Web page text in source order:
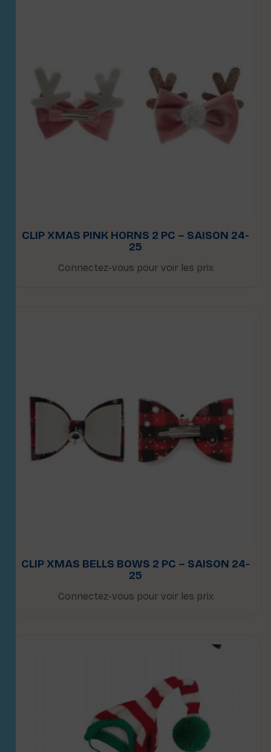
CLIP XMAS PINK HORNS 2 PC – SAISON 24-
25
Connectez-vous pour voir les prix
CLIP XMAS BELLS BOWS 2 PC – SAISON 24-
25
Connectez-vous pour voir les prix